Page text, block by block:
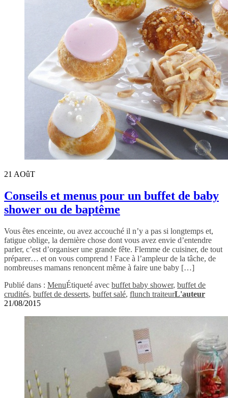
21 AOûT
Conseils et menus pour un buffet de baby
shower ou de baptême
Vous êtes enceinte, ou avez accouché il n’y a pas si longtemps et,
fatigue oblige, la dernière chose dont vous avez envie d’entendre
parler, c’est d’organiser une grande fête. Flemme de cuisiner, de tout
préparer… et on vous comprend ! Face à l’ampleur de la tâche, de
nombreuses mamans renoncent même à faire une baby […]
Publié dans : MenuÉtiqueté avec buffet baby shower, buffet de
crudités, buffet de desserts, buffet salé, flunch traiteurL'auteur
21/08/2015